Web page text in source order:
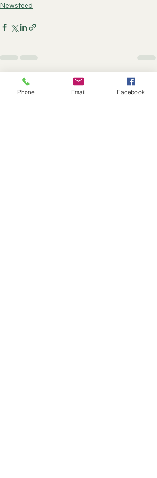
Newsfeed
Aktuelle Beiträge Alle ansehen
Phone Email Facebook